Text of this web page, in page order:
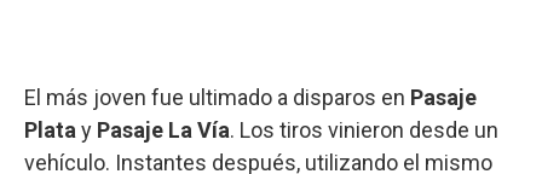
El más joven fue ultimado a disparos en Pasaje
Plata y Pasaje La Vía. Los tiros vinieron desde un
vehículo. Instantes después, utilizando el mismo